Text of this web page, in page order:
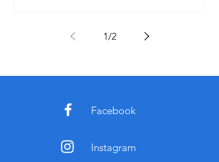
1/2
Facebook
Instagram